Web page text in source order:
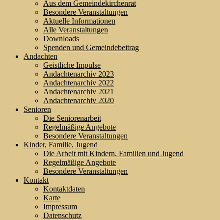
Aus dem Gemeindekirchenrat
Besondere Veranstaltungen
Aktuelle Informationen
Alle Veranstaltungen
Downloads
Spenden und Gemeindebeitrag
Andachten
Geistliche Impulse
Andachtenarchiv 2023
Andachtenarchiv 2022
Andachtenarchiv 2021
Andachtenarchiv 2020
Senioren
Die Seniorenarbeit
Regelmäßige Angebote
Besondere Veranstaltungen
Kinder, Familie, Jugend
Die Arbeit mit Kindern, Familien und Jugend
Regelmäßige Angebote
Besondere Veranstaltungen
Kontakt
Kontaktdaten
Karte
Impressum
Datenschutz